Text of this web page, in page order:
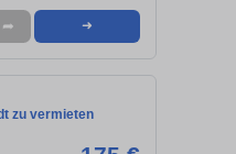
➦ ➜
zu vermieten